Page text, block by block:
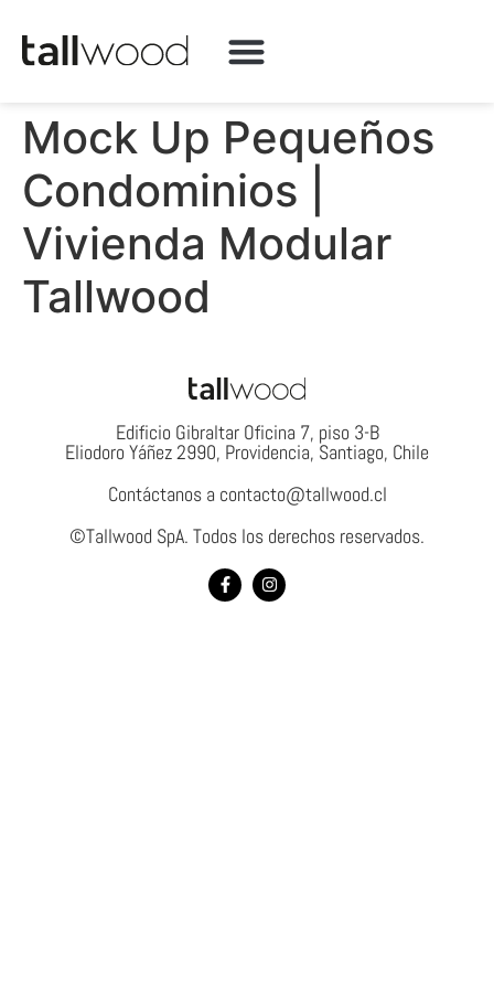
Mock Up Pequeños
Condominios |
Vivienda Modular
Tallwood
Edificio Gibraltar Oficina 7, piso 3-B
Eliodoro Yáñez 2990, Providencia, Santiago, Chile
Contáctanos a contacto@tallwood.cl
©Tallwood SpA. Todos los derechos reservados.